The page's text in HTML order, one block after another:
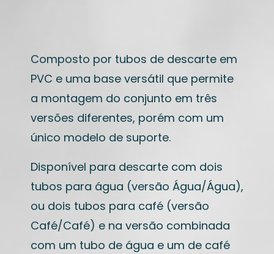
Composto por tubos de descarte em
PVC e uma base versátil que permite
a montagem do conjunto em três
versões diferentes, porém com um
único modelo de suporte.
Disponível para descarte com dois
tubos para água (versão Água/Água),
ou dois tubos para café (versão
Café/Café) e na versão combinada
com um tubo de água e um de café